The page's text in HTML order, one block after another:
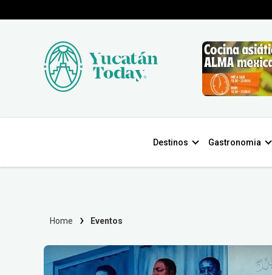
Destinos Gastronomia
Home Eventos